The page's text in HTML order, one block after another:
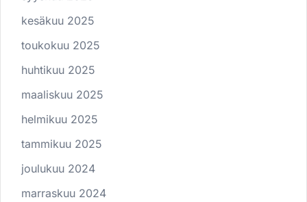
kesäkuu 2025
toukokuu 2025
huhtikuu 2025
maaliskuu 2025
helmikuu 2025
tammikuu 2025
joulukuu 2024
marraskuu 2024